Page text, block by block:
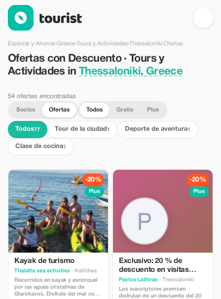
Ofertas con Descuento · Tours y Actividades in Thessaloniki,
Explorar y Ahorrar›Greece›Tours y Actividades›Thessaloniki›Ofertas
Ofertas con Descuento · Tours y
Actividades inThessaloniki, Greece
54 ofertas encontradas
Socios Ofertas Todos Gratis Plus
Todos77 Tour de la ciudad 1 Deporte de aventura1
Clase de cocina1
-20%
Plus
Kayak de turismo
Thalatta sea activities · Kallithea
Recorridos en kayak y esnórquel
por las aguas cristalinas de
Glarokavos. Disfrute del mar con
-20%
Plus
Exclusivo: 20 % de
descuento en visitas
guiadas premium a sitios
arqueológicos
Pavlos Lathiras · Thessaloniki
Los suscriptores premium
disfrutan de un descuento del 20